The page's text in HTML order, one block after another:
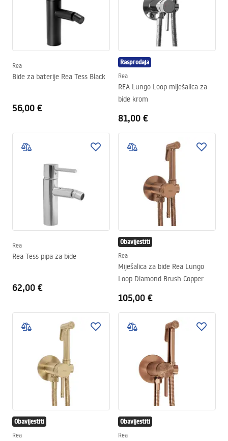
Rea
Bide za baterije Rea Tess Black
56,00 €
Rasprodaja
Rea
REA Lungo Loop miješalica za
bide krom
81,00 €
Rea
Rea Tess pipa za bide
62,00 €
Obavijestiti
Rea
Miješalica za bide Rea Lungo
Loop Diamond Brush Copper
105,00 €
Obavijestiti
Rea
Obavijestiti
Rea